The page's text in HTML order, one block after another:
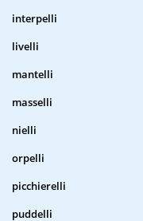
interpelli
livelli
mantelli
masselli
nielli
orpelli
picchierelli
puddelli